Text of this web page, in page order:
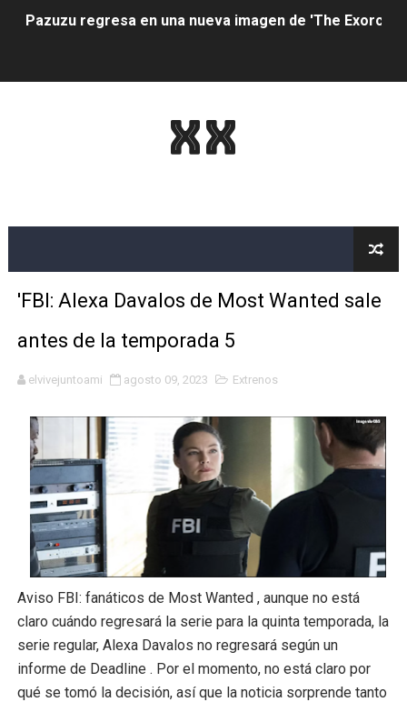
Pazuzu regresa en una nueva imagen de 'The
Está Olivia Rodrigo en la temporada final de 'High
La próxima película de Wonder Woman debería seguir
Revisión de la temporada 4 de 'Solar Opposites': la
El director de 'Portrait of a Lady on Fire' también
Resumen del episodio 4 de la temporada 25 de 'Gran
'Sex Education' podría tener spin-offs más allá de la
Qué ver este fin de semana: del 11 al 13 de agosto
El final alternativo de 'Soy leyenda hubiera hecho una
Todo es diversión y juegos para Natalia Dyer en el
Xolo Maridueña desafía a su escarabajo en nuevo clip
Olivia Cooke sobre cómo la salida de Miguel
La temporada 2 de 'Verano cruel' cometió el mismo
XX
'FBI: Alexa Davalos de Most Wanted sale
antes de la temporada 5
elvivejuntoami agosto 09, 2023 Extrenos
Aviso FBI: fanáticos de Most Wanted , aunque no está
claro cuándo regresará la serie para la quinta temporada, la
serie regular, Alexa Davalos no regresará según un
informe de Deadline . Por el momento, no está claro por
qué se tomó la decisión, así que la noticia sorprende tanto